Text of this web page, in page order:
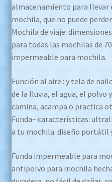
almacenamiento para llevar
mochila, que no puede
Mochila de viaje:
para todas las mochilas de
impermeable para mochila.
Función al aire : y tela de
de la lluvia, el agua, el polvo
camina, acampa o practica
Funda– características:
a tu mochila. diseño portátil
Funda impermeable para
antipolvo para mochila